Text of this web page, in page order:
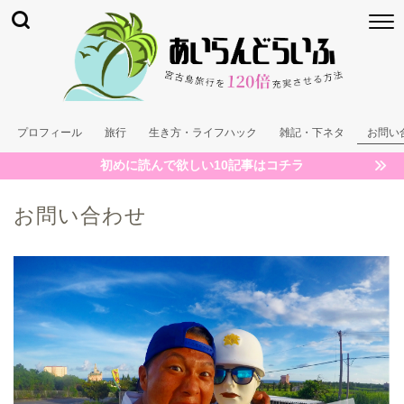
プロフィール 旅行 生き方・ライフハック 雑記・下ネタ お問い
初めに読んで欲しい10記事はコチラ
お問い合わせ